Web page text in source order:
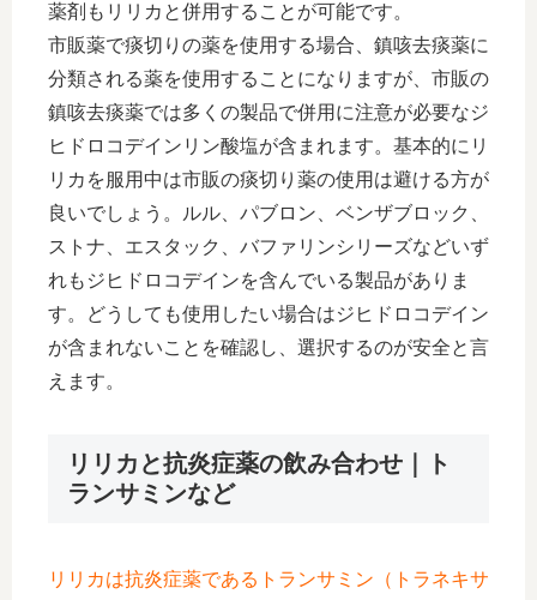
薬剤もリリカと併用することが可能です。
市販薬で痰切りの薬を使用する場合、鎮咳去痰薬に
分類される薬を使用することになりますが、市販の
鎮咳去痰薬では多くの製品で併用に注意が必要なジ
ヒドロコデインリン酸塩が含まれます。基本的にリ
リカを服用中は市販の痰切り薬の使用は避ける方が
良いでしょう。ルル、パブロン、ベンザブロック、
ストナ、エスタック、バファリンシリーズなどいず
れもジヒドロコデインを含んでいる製品がありま
す。どうしても使用したい場合はジヒドロコデイン
が含まれないことを確認し、選択するのが安全と言
えます。
リリカと抗炎症薬の飲み合わせ｜ト
ランサミンなど
リリカは抗炎症薬であるトランサミン（トラネキサ